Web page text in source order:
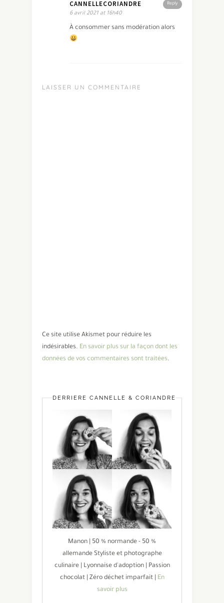
Reply
CANNELLECORIANDRE
6 avril 2021 at 16h40
À consommer sans modération alors
LAISSER UN COMMENTAIRE
Ce site utilise Akismet pour réduire les
indésirables. En savoir plus sur la façon dont les
données de vos commentaires sont traitées.
DERRIÈRE CANNELLE & CORIANDRE
Manon | 50 % normande - 50 %
allemande Styliste et photographe
culinaire | Lyonnaise d'adoption | Passion
chocolat | Zéro déchet imparfait |
En
savoir plus